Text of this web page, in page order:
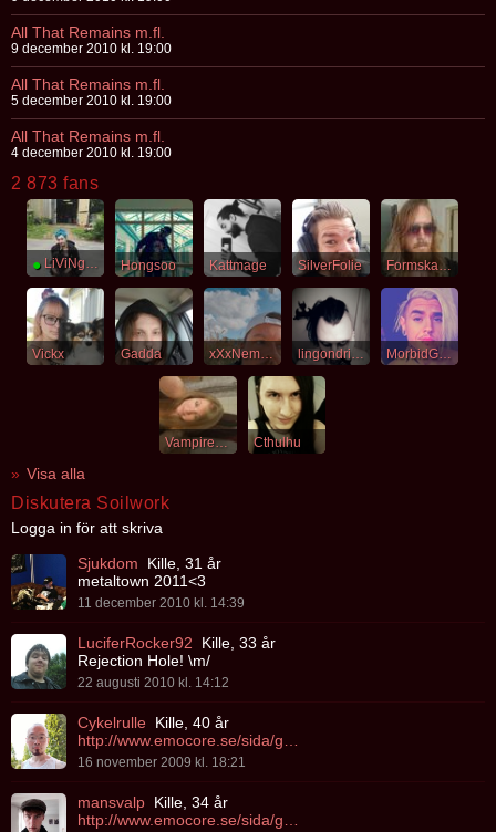
All That Remains m.fl.
9 december 2010 kl. 19:00
All That Remains m.fl.
5 december 2010 kl. 19:00
All That Remains m.fl.
4 december 2010 kl. 19:00
2 873 fans
● LiViNgDeAdSoUl92 Hongsoo Kattmage SilverFolie Formskapelse
Vickx Gadda lingondrikka MorbidGame
VampireSaint Cthulhu
Visa alla
Diskutera Soilwork
Logga in för att skriva
Sjukdom
Kille, 31 år
metaltown 2011<3
11 december 2010 kl. 14:39
LuciferRocker92
Kille, 33 år
Rejection Hole! \m/
22 augusti 2010 kl. 14:12
Cykelrulle Kille, 40 år
16 november 2009 kl. 18:21
mansvalp Kille, 34 år